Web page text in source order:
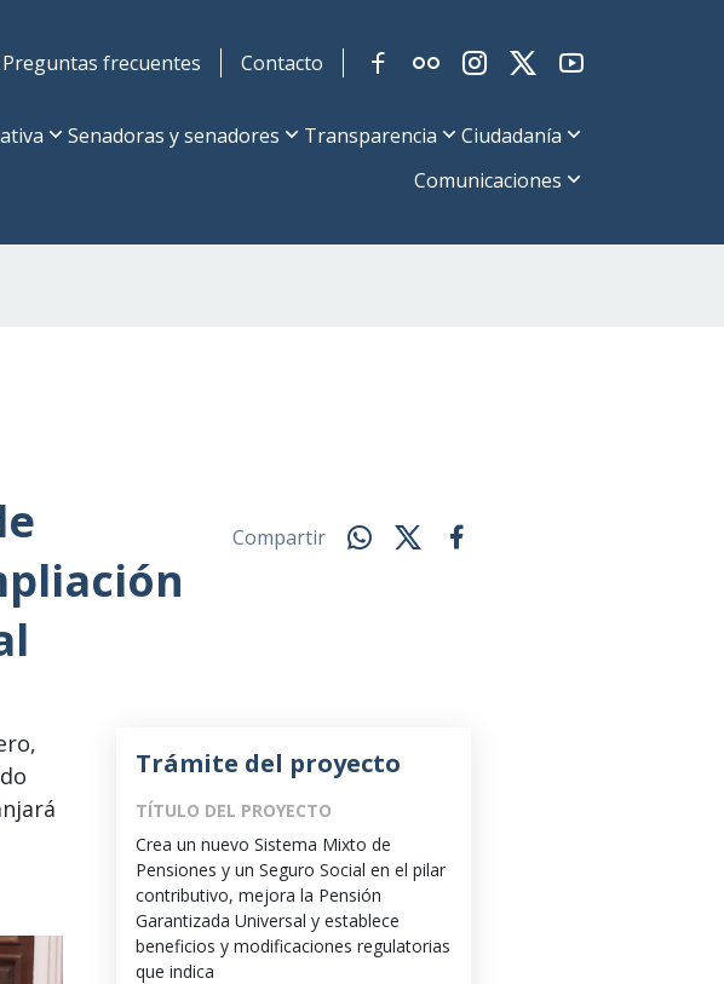
Preguntas frecuentes Contacto
Senadoras y senadores Transparencia
Ciudadanía
Comunicaciones
Compartir
Trámite del proyecto
TÍTULO DEL PROYECTO
Crea un nuevo Sistema Mixto de
Pensiones y un Seguro Social en el pilar
contributivo, mejora la Pensión
Garantizada Universal y establece
beneficios y modificaciones regulatorias
que indica